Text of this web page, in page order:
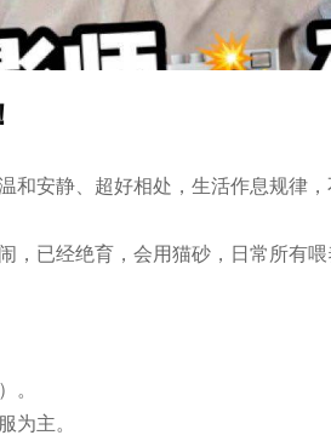
和安静、超好相处，生活作息规律
，已经绝育，会用猫砂，日常所有
。
为主。